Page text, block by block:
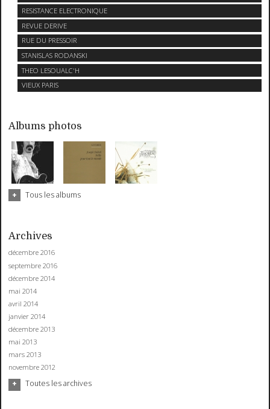
RESISTANCE ELECTRONIQUE
REVUE DERIVE
RUE DU PRESSOIR
STANISLAS RODANSKI
THEO LESOUALC'H
VIEUX PARIS
Albums photos
Tous les albums
Archives
décembre 2016
septembre 2016
décembre 2014
mai 2014
avril 2014
janvier 2014
décembre 2013
mai 2013
mars 2013
novembre 2012
Toutes les archives